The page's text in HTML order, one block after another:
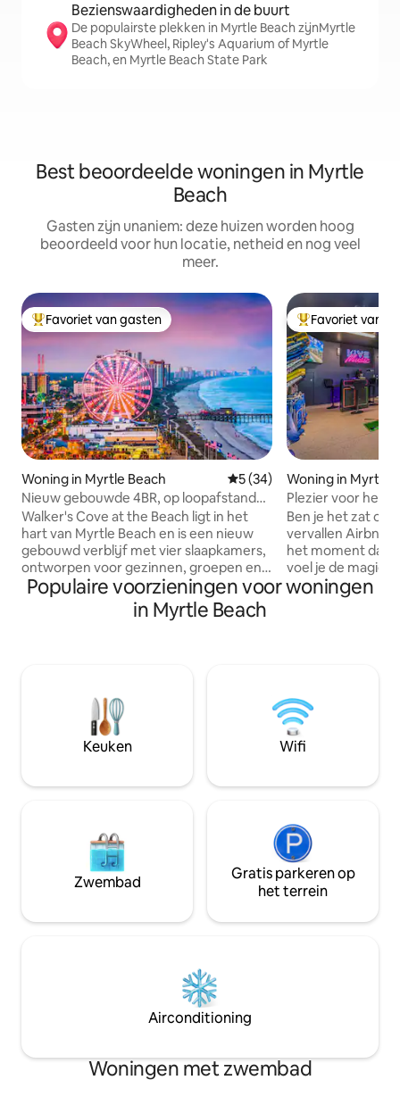
Bezienswaardigheden in de buurt
De populairste plekken in Myrtle Beach zijnMyrtle
Beach SkyWheel, Ripley's Aquarium of Myrtle
Beach, en Myrtle Beach State Park
Best beoordeelde woningen in Myrtle
Beach
Gasten zijn unaniem: deze huizen worden hoog
beoordeeld voor hun locatie, netheid en nog veel
meer.
Topfavoriet van gasten
Favoriet van gasten
Woning in Myrtle Beach Gemiddelde beoordeling
5 (34)
Nieuw gebouwde 4BR, op loopafstand
van het strand, grill, smart-tv's
Walker's Cove at the Beach ligt in het
hart van Myrtle Beach en is een nieuw
gebouwd verblijf met vier slaapkamers,
ontworpen voor gezinnen, groepen en
strandliefhebbers. Op een steenworp
afstand van het zand en op enkele
minuten van iconische attracties zoals
apparaten, een eigen
wasmachine/droger, een balkon +
buitengrill voor ontspannen avonden.
Een deurbel voor extra veiligheid. Dit is
Topfavoriet van
Favoriet van
Woning in Myrtle
Plezier voor het
Aquarium Rm
Ben je het zat
vervallen Airbnb
het moment dat
voel je de magie. ✨ Nieuwe
sprankelende
🌊 Levendige
🌅 Eigen balkon SeaBreeze Cottage is
het begin van
altijd zult
aftellen naar je
Populaire voorzieningen voor woningen
in Myrtle Beach
Keuken Wifi
Zwembad
Gratis parkeren op
het terrein
Airconditioning
Woningen met zwembad